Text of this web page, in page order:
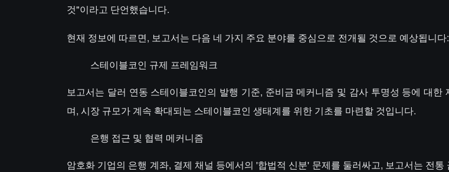
것"이라고 단언했습니다.
현재 정보에 따르면, 보고서는 다음 네 가지 주요 분야를 중심으로 전개될 것으로 예상됩니다:
스테이블코인 규제 프레임워크
보고서는 달러 연동 스테이블코인의 발행 기준, 준비금 메커니즘 및 감사 투명성 등에 대한
며, 시장 규모가 계속 확대되는 스테이블코인 생태계를 위한 기초를 마련할 것입니다.
은행 접근 및 협력 메커니즘
암호화 기업의 은행 계좌, 결제 채널 등에서의 '합법적 신분' 문제를 둘러싸고, 보고서는 전